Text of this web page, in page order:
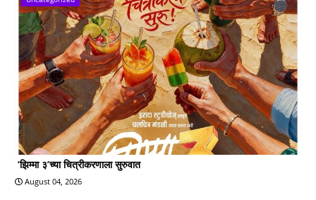
‘झिम्मा ३’च्या चित्रीकरणाला सुरुवात
August 04, 2026